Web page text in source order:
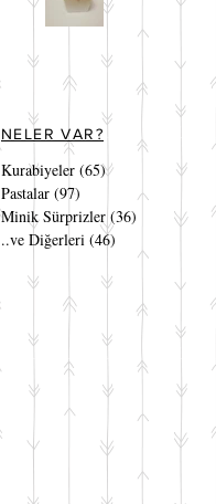
NELER VAR?
Kurabiyeler (65)65 yazı
Pastalar (97)
Minik Sürprizler (36) 36 yazı
..ve Diğerleri (46)